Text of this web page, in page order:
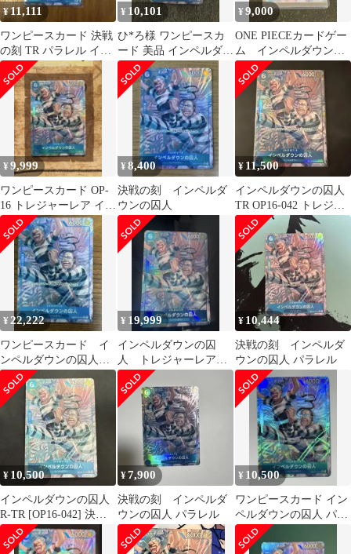
¥11,111
ワンピースカード 決戦
の刻 TR パラレル イン
ペルダウンの囚人
¥ 10,101
ひ*ろ様 ワンピースカ
ード 美品 インペルダウ
ンの囚人 TR トレジャ
ーレア
¥9,000
ONE PIECEカードゲー
ム インペルダウンの
囚人 トレジャーレア
¥9,999
ワンピースカード OP-
16 トレジャーレア イン
ペルダウンの囚人 1枚
¥8,400
決戦の刻 インペルダ
ウンの囚人
¥ 11,500
インペルダウンの囚人
TR OP16-042 トレジャ
ーレア ワンピースカー
ド
¥ 22,222
ワンピースカード イ
ンペルダウンの囚人
TR パラレル
¥ 19,999
インペルダウンの囚
人 トレジャーレア
パラレル
¥ 10,444
決戦の刻 インペルダ
ウンの囚人 パラレル
¥ 10,500
インペルダウンの囚人
R-TR [OP16-042] 決戦
の刻 ワンピースカード
¥7,900
決戦の刻 インペルダ
ウンの囚人 パラレル
¥ 10,500
ワンピースカード イン
ペルダウンの囚人 パラ
レル R-P トレジャーレ
ア